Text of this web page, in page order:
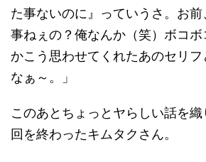
た事ないのに』っていうさ。お
事ねぇの？俺なんか（笑）ボコ
かこう思わせてくれたあのセリ
なぁ～。」
このあとちょっとヤらしい話を
回を終わったキムタクさん。